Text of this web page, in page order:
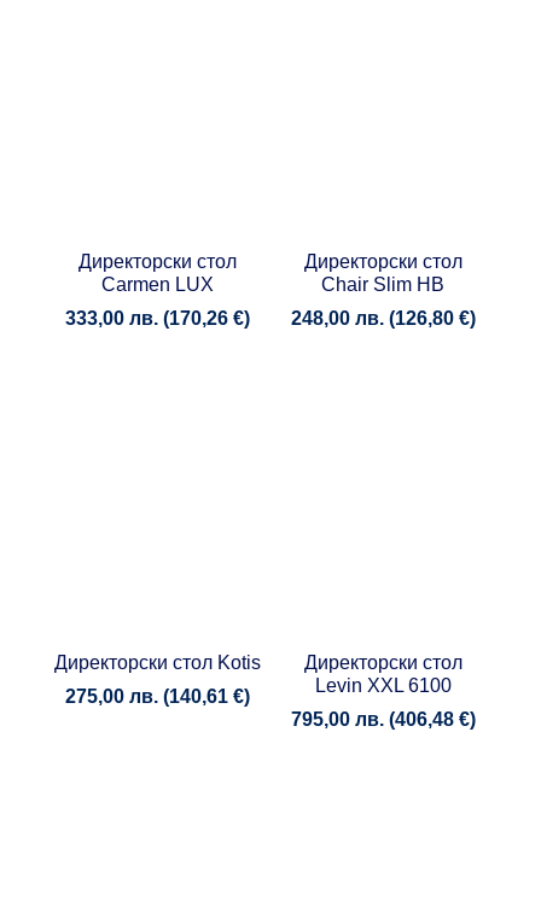
Директорски стол
Carmen LUX
333,00лв. (170,26€)
Директорски стол
Chair Slim HB
248,00 лв. (126,80 €)
Директорски стол Kotis
275,00лв. (140,61€)
Директорски стол
Levin XXL 6100
795,00 лв. (406,48 €)